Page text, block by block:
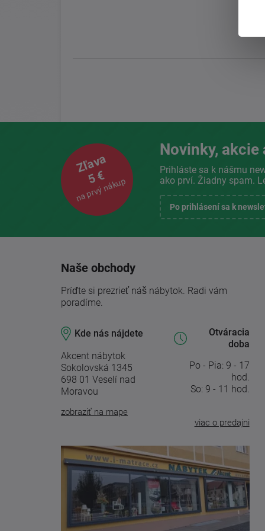
Zľava
5 €
na prvý nákup
Novinky,
Prihláste sa k nášmu
ako prví. Žiadny spam.
Po prihlásení sa k
Naše obchody
Príďte si prezrieť náš nábytok. Radi vám
poradíme.
Kde nás nájdete
Akcent nábytok
Sokolovská 1345
698 01 Veselí nad
Moravou
zobraziť na mape
Otváracia
doba
Po - Pia: 9 - 17
hod.
So: 9 - 11 hod.
viac o predajni